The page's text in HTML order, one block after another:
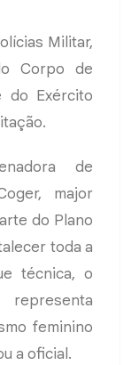
Militar,
Corpo de
do Exército
de
major
do Plano
toda a
técnica, o
feminino
a oficial.